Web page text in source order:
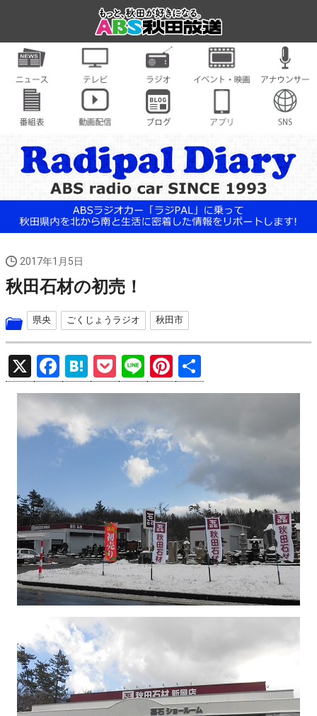
2017年1月5日
秋田石材の初売！
県央 ごくじょうラジオ 秋田市
X
F
a
ce
b
o
k
H
at
e
n
P
o
ck
et
Li
n
e
Pi
nt
es
t
有